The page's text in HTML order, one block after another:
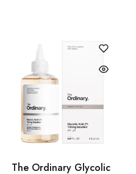
The Ordinary Glycolic